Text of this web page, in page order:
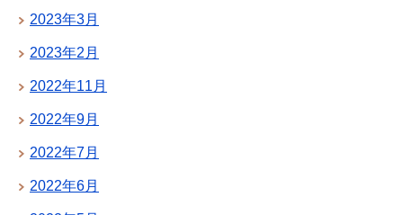
2023年3月
2023年2月
2022年11月
2022年9月
2022年7月
2022年6月